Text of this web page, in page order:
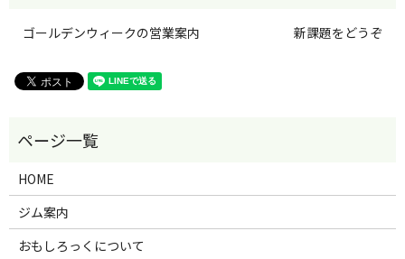
ゴールデンウィークの営業案内 新課題をどうぞ
HOME
ジム案内
おもしろっくについて